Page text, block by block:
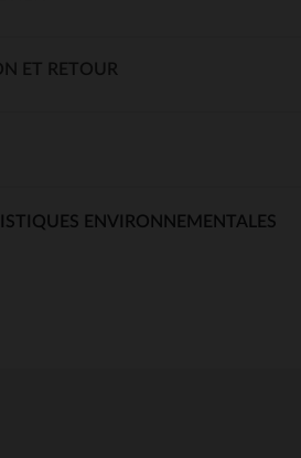
ET RETOUR
ENVIRONNEMENTALES